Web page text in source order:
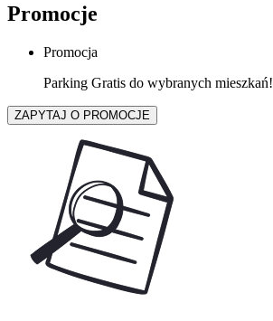
Promocje
Promocja
Parking Gratis do wybranych mieszkań!
ZAPYTAJ O PROMOCJE